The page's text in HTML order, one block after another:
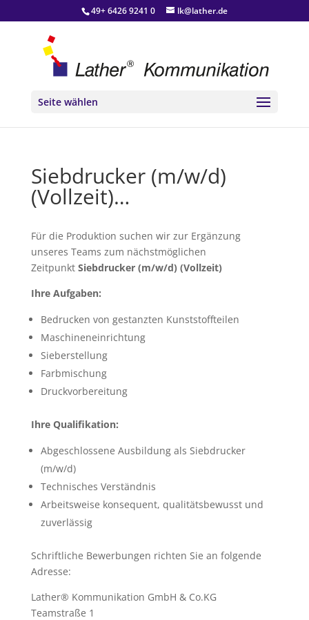
49+ 6426 9241 0 lk@lather.de
Seite wählen
Siebdrucker (m/w/d)
(Vollzeit)…
Für die Produktion suchen wir zur Ergänzung
unseres Teams zum nächstmöglichen
Zeitpunkt Siebdrucker (m/w/d) (Vollzeit)
Ihre Aufgaben:
Bedrucken von gestanzten Kunststoffteilen
Maschineneinrichtung
Sieberstellung
Farbmischung
Druckvorbereitung
Ihre Qualifikation:
Abgeschlossene Ausbildung als Siebdrucker
(m/w/d)
Technisches Verständnis
Arbeitsweise konsequent, qualitätsbewusst und
zuverlässig
Schriftliche Bewerbungen richten Sie an folgende
Adresse:
Lather® Kommunikation GmbH & Co.KG
Teamstraße 1